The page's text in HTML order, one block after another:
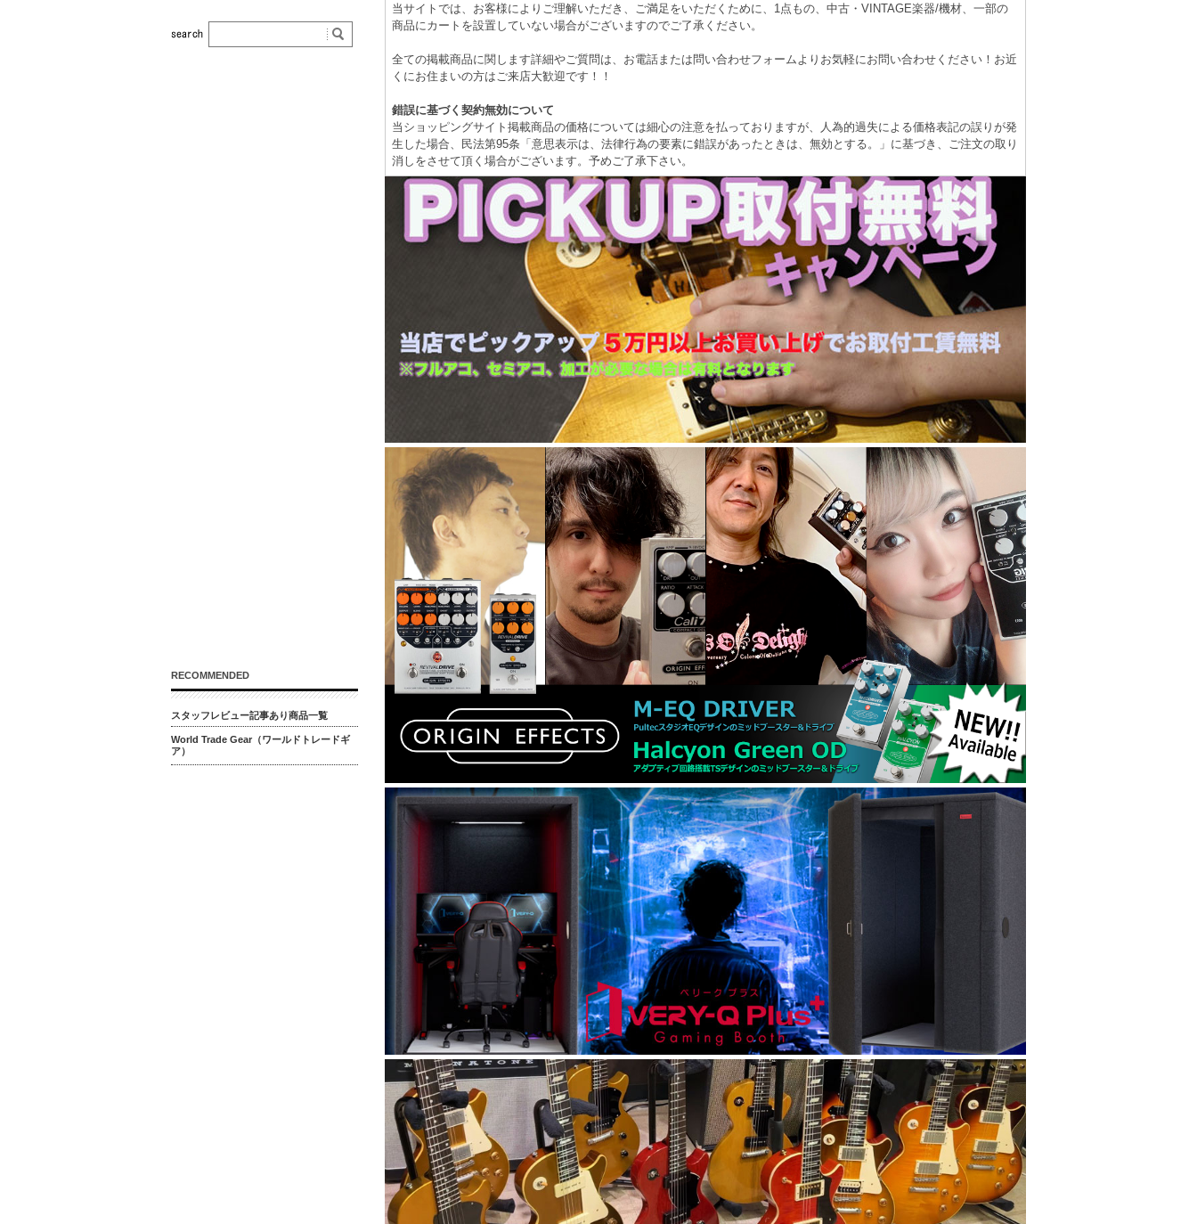
当サイトでは、お客様によりご理解いただき、ご満足をいただくために、1点もの、中古・VINTAGE楽器/機材、一部の
商品にカートを設置していない場合がございますのでご了承ください。
全ての掲載商品に関します詳細やご質問は、お電話または問い合わせフォームよりお気軽にお問い合わせください！お近
くにお住まいの方はご来店大歓迎です！！
錯誤に基づく契約無効について
当ショッピングサイト掲載商品の価格については細心の注意を払っておりますが、人為的過失による価格表記の誤りが発
生した場合、民法第95条「意思表示は、法律行為の要素に錯誤があったときは、無効とする。」に基づき、ご注文の取り
消しをさせて頂く場合がございます。予めご了承下さい。
RECOMMENDED
スタッフレビュー記事あり商品一覧
World Trade Gear（ワールドトレードギ
ア）